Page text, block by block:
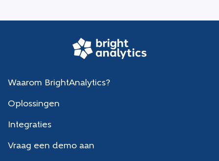
Waarom BrightAnalytics?
Oplossingen
Integraties
Vraag een demo aan